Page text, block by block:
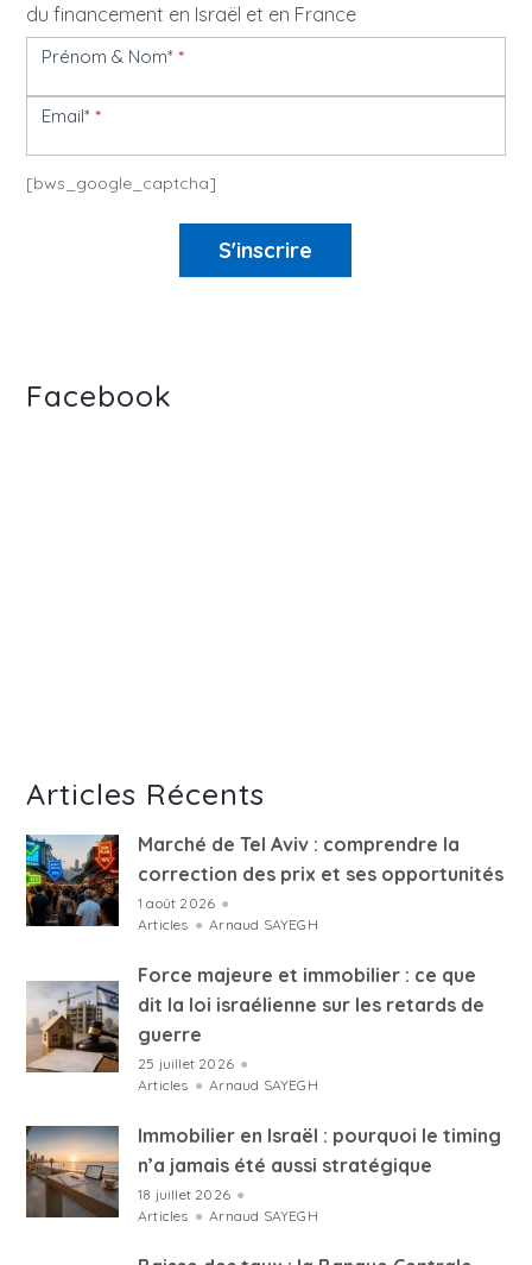
du financement en Israël et en France
Newsletter
Prénom & Nom**
Email**
[bws_google_captcha]
S'inscrire
Facebook
Articles Récents
Marché de Tel Aviv : comprendre la
correction des prix et ses opportunités
1 août 2026 ●
Articles ● Arnaud SAYEGH
Force majeure et immobilier : ce que
dit la loi israélienne sur les retards de
guerre
25 juillet 2026 ●
Articles ● Arnaud SAYEGH
Immobilier en Israël : pourquoi le timing
n’a jamais été aussi stratégique
18 juillet 2026 ●
Articles ● Arnaud SAYEGH